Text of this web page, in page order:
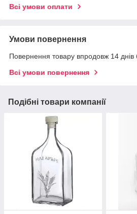
Всі умови оплати
Умови повернення
Повернення товару впродовж 14 днів
Всі умови повернення
Подібні товари компанії